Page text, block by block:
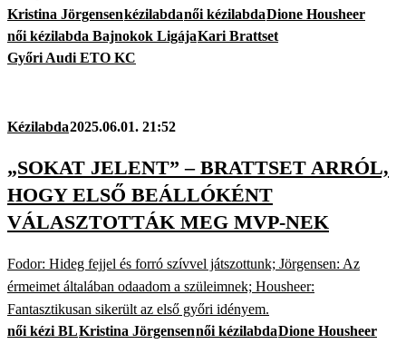
Kristina Jörgensenkézilabdanői kézilabdaDione Housheer
női kézilabda Bajnokok LigájaKari Brattset
Győri Audi ETO KC
Kézilabda2025.06.01. 21:52
„SOKAT JELENT” – BRATTSET ARRÓL,
HOGY ELSŐ BEÁLLÓKÉNT
VÁLASZTOTTÁK MEG MVP-NEK
Fodor: Hideg fejjel és forró szívvel játszottunk; Jörgensen: Az
érmeimet általában odaadom a szüleimnek; Housheer:
Fantasztikusan sikerült az első győri idényem.
női kézi BLKristina Jörgensennői kézilabdaDione Housheer